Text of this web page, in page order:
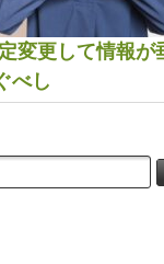
変更して情報が
べし